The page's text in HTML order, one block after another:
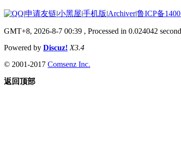
|申请友链|小黑屋|手机版|Archiver|鲁ICP备
GMT+8, 2026-8-7 00:39 , Processed in 0.024042
Powered by Discuz! X3.4
© 2001-2017 Comsenz Inc.
返回顶部